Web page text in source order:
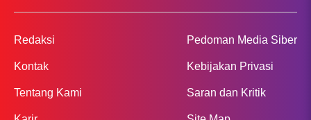
Redaksi
Kontak
Tentang Kami
Pedoman Media Siber
Kebijakan Privasi
Saran dan Kritik